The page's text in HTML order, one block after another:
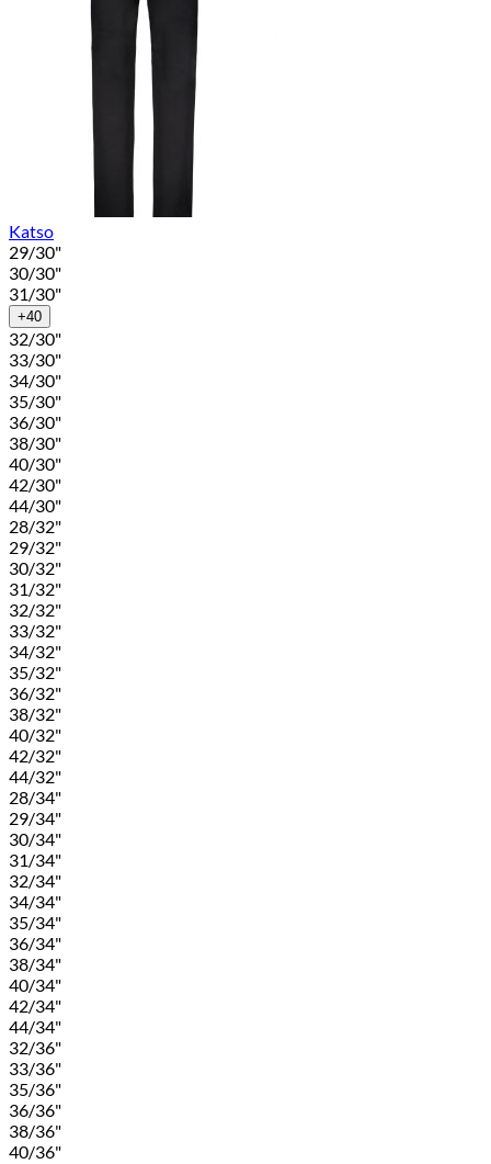
Katso
29/30"
30/30"
31/30"
+40
32/30"
33/30"
34/30"
35/30"
36/30"
38/30"
40/30"
42/30"
44/30"
28/32"
29/32"
30/32"
31/32"
32/32"
33/32"
34/32"
35/32"
36/32"
38/32"
40/32"
42/32"
44/32"
28/34"
29/34"
30/34"
31/34"
32/34"
34/34"
35/34"
36/34"
38/34"
40/34"
42/34"
44/34"
32/36"
33/36"
35/36"
36/36"
38/36"
40/36"